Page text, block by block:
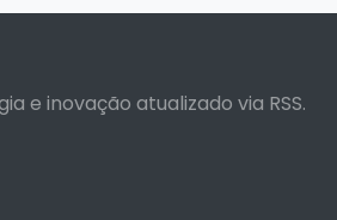
e inovação atualizado via RSS.